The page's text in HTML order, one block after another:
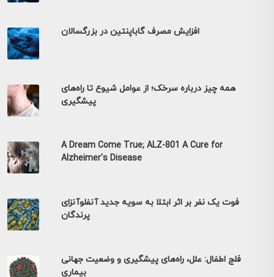
افزایش مصرف گاباپنتین در بزرگسالان
همه چیز درباره سرخک؛ از عوامل شیوع تا راه‌های
پیشگیری
A Dream Come True; ALZ-801 A Cure for
Alzheimer's Disease
فوت یک نفر بر اثر ابتلا به سویه جدید آنفلوآنزای
پرندگان
فلج اطفال: علل، راه‌های پیشگیری و وضعیت جهانی
بیماری